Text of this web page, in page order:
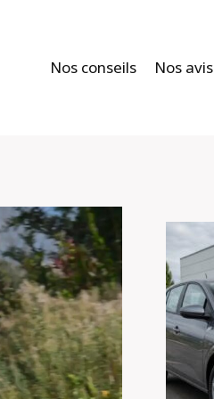
Nos conseils Nos avis